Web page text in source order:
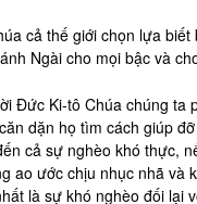
cả thế giới chọn lựa
Ngài cho mọi bậc và
Đức Ki-tô Chúa chúng
dặn họ tìm cách giúp
cả sự nghèo khó thực,
ao ước chịu nhục nhã và
là sự khó nghèo đối lại